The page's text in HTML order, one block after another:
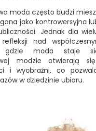
moda często budzi
jako kontrowersyjna
Jednak dla
nad
gdzie moda staje
modzie otwierają
i wyobraźni, co
w dziedzinie ubioru.